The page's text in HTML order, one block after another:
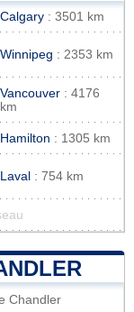
Calgary : 3501 km
Winnipeg : 2353 km
Vancouver : 4176
km
Hamilton : 1305 km
Laval : 754 km
Chandler